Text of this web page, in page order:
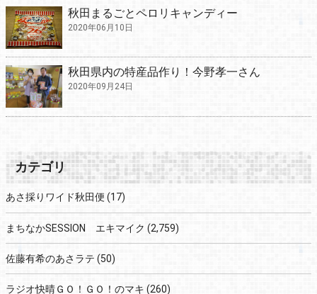
秋田まるごとペロリキャンディー
2020年06月10日
秋田県内の特産品作り！今野孝一さん
2020年09月24日
カテゴリ
あさ採りワイド秋田便 (17)
まちなかSESSION エキマイク (2,759)
佐藤有希のあさラテ (50)
ラジオ快晴ＧＯ！ＧＯ！のマキ (260)